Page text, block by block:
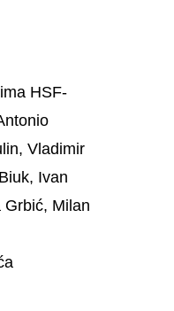
HSF-
Vladimir
Ivan
Grbić, Milan